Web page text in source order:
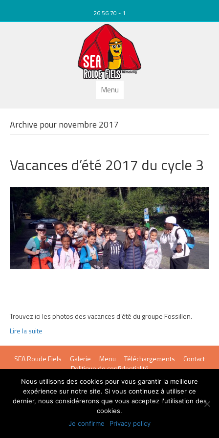
26 56 70 - 1
Menu
Archive pour novembre 2017
Vacances d’été 2017 du cycle 3
Trouvez ici les photos des vacances d’été du groupe Fossillen.
Lire la suite
SEA Roude Fiels Galerie Menu Téléchargements
Contact
Politique de confidentialité
© 2026 La Maison Relais « Roude Fiels »| Site Internet réalisé par CBC
Informatique
Nous utilisons des cookies pour vous garantir la meilleure
expérience sur notre site. Si vous continuez à utiliser ce
dernier, nous considérerons que vous acceptez l'utilisation des
cookies.
Je confirme
Privacy policy